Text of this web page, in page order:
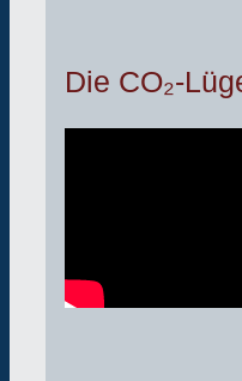
Die CO₂-